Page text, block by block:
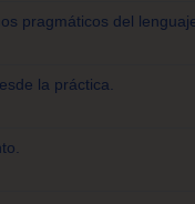
pragmáticos del
la práctica.